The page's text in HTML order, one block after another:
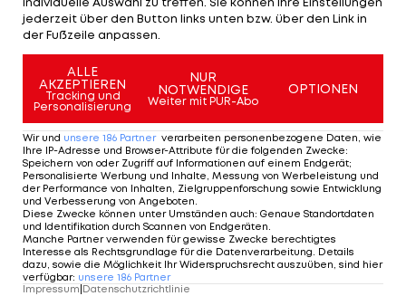
im Männerfußball, war nicht einmal bei Rapid
Stammspieler", so der Stürmer, der mit dem
Barcelona 1979 den Europapokal der Pokalsieger
gewann.
VIDEO - Messis schönste Tore in La Liga:
Der legendäre Durchmarsch des FC
Wacker Tirol I #Zwarakonferenz History
Zwarakonferenz
Christopher Knett
Stammtisch
jederzeit über den Button links unten bzw. über den Link in
der Fußzeile anpassen.
ALLE
AKZEPTIEREN
Tracking und
Personalisierung
NUR
NOTWENDIGE
Weiter mit PUR-Abo
OPTIONEN
Wir und unsere 186 Partner verarbeiten personenbezogene Daten, wie
Ihre IP-Adresse und Browser-Attribute für die folgenden Zwecke:
Speichern von oder Zugriff auf Informationen auf einem Endgerät;
Personalisierte Werbung und Inhalte, Messung von Werbeleistung und
der Performance von Inhalten, Zielgruppenforschung sowie Entwicklung
und Verbesserung von Angeboten.
Diese Zwecke können unter Umständen auch: Genaue Standortdaten
und Identifikation durch Scannen von Endgeräten.
Manche Partner verwenden für gewisse Zwecke berechtigtes
Interesse als Rechtsgrundlage für die Datenverarbeitung. Details
dazu, sowie die Möglichkeit Ihr Widerspruchsrecht auszuüben, sind hier
verfügbar: unsere 186 Partner
Impressum Datenschutzrichtlinie